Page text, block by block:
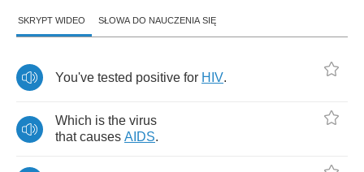
SKRYPT WIDEO SŁOWA DO NAUCZENIA SIĘ
You've tested positive for HIV.
Which is the virus
that causes AIDS.